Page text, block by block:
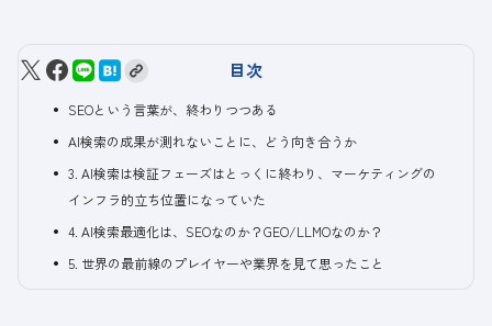
目次
SEOという言葉が、終わりつつある
AI検索の成果が測れないことに、どう向き合うか
3. AI検索は検証フェーズはとっくに終わり、マーケティングの
インフラ的立ち位置になっていた
4. AI検索最適化は、SEOなのか？GEO/LLMOなのか？
5. 世界の最前線のプレイヤーや業界を見て思ったこと